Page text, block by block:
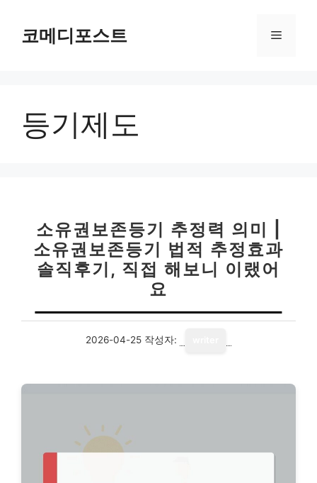
코메디포스트 메
등기제도
소유권보존등기 추정력 의미 |
소유권보존등기 법적 추정효과
솔직후기, 직접 해보니 이랬어
요
2026-04-25 작성자: